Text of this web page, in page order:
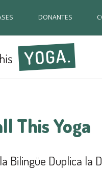
DONANTES
This Yoga
Bilingüe Duplica la